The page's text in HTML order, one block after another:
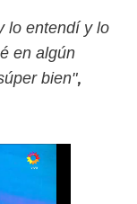
lo entendí y lo
en algún
bien",